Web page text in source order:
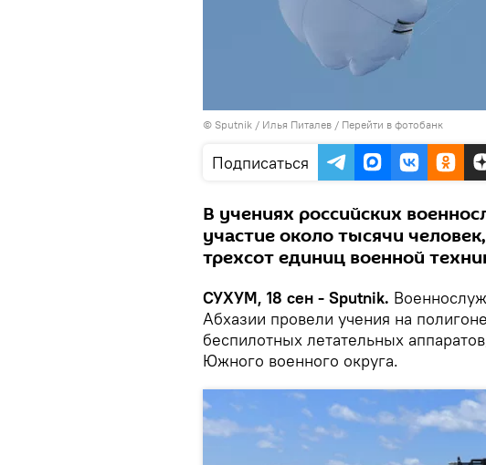
© Sputnik / Илья Питалев / Перейти в фотобанк
Подписаться
В учениях российских
участие около тысячи
трехсот единиц военной
СУХУМ, 18 сен - Sputnik.
Абхазии провели учения на
беспилотных летательных
Южного военного округа.